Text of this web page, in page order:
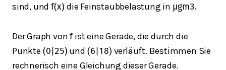
sind, undf(x) die Feinstaubbelastung in μgm3.
Der Graph vonfist eine Gerade, die durch die
Punkte (0 25) und (6 18) verläuft. Bestimmen Sie
rechnerisch eine Gleichung dieser Gerade.